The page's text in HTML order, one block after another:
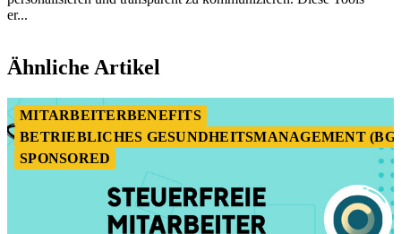
er...
1
of
Ähnliche Artikel
MITARBEITERBENEFITS
BETRIEBLICHES GESUNDHEITSMANAGEMENT
SPONSORED